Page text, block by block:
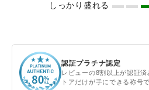
しっかり盛れる
認証プラチナ認定
レビューの8割以上が認証
トアだけが手にできる称号で